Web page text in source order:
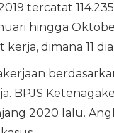
tercatat
hingga
dimana 11
BPJS
2020 lalu.